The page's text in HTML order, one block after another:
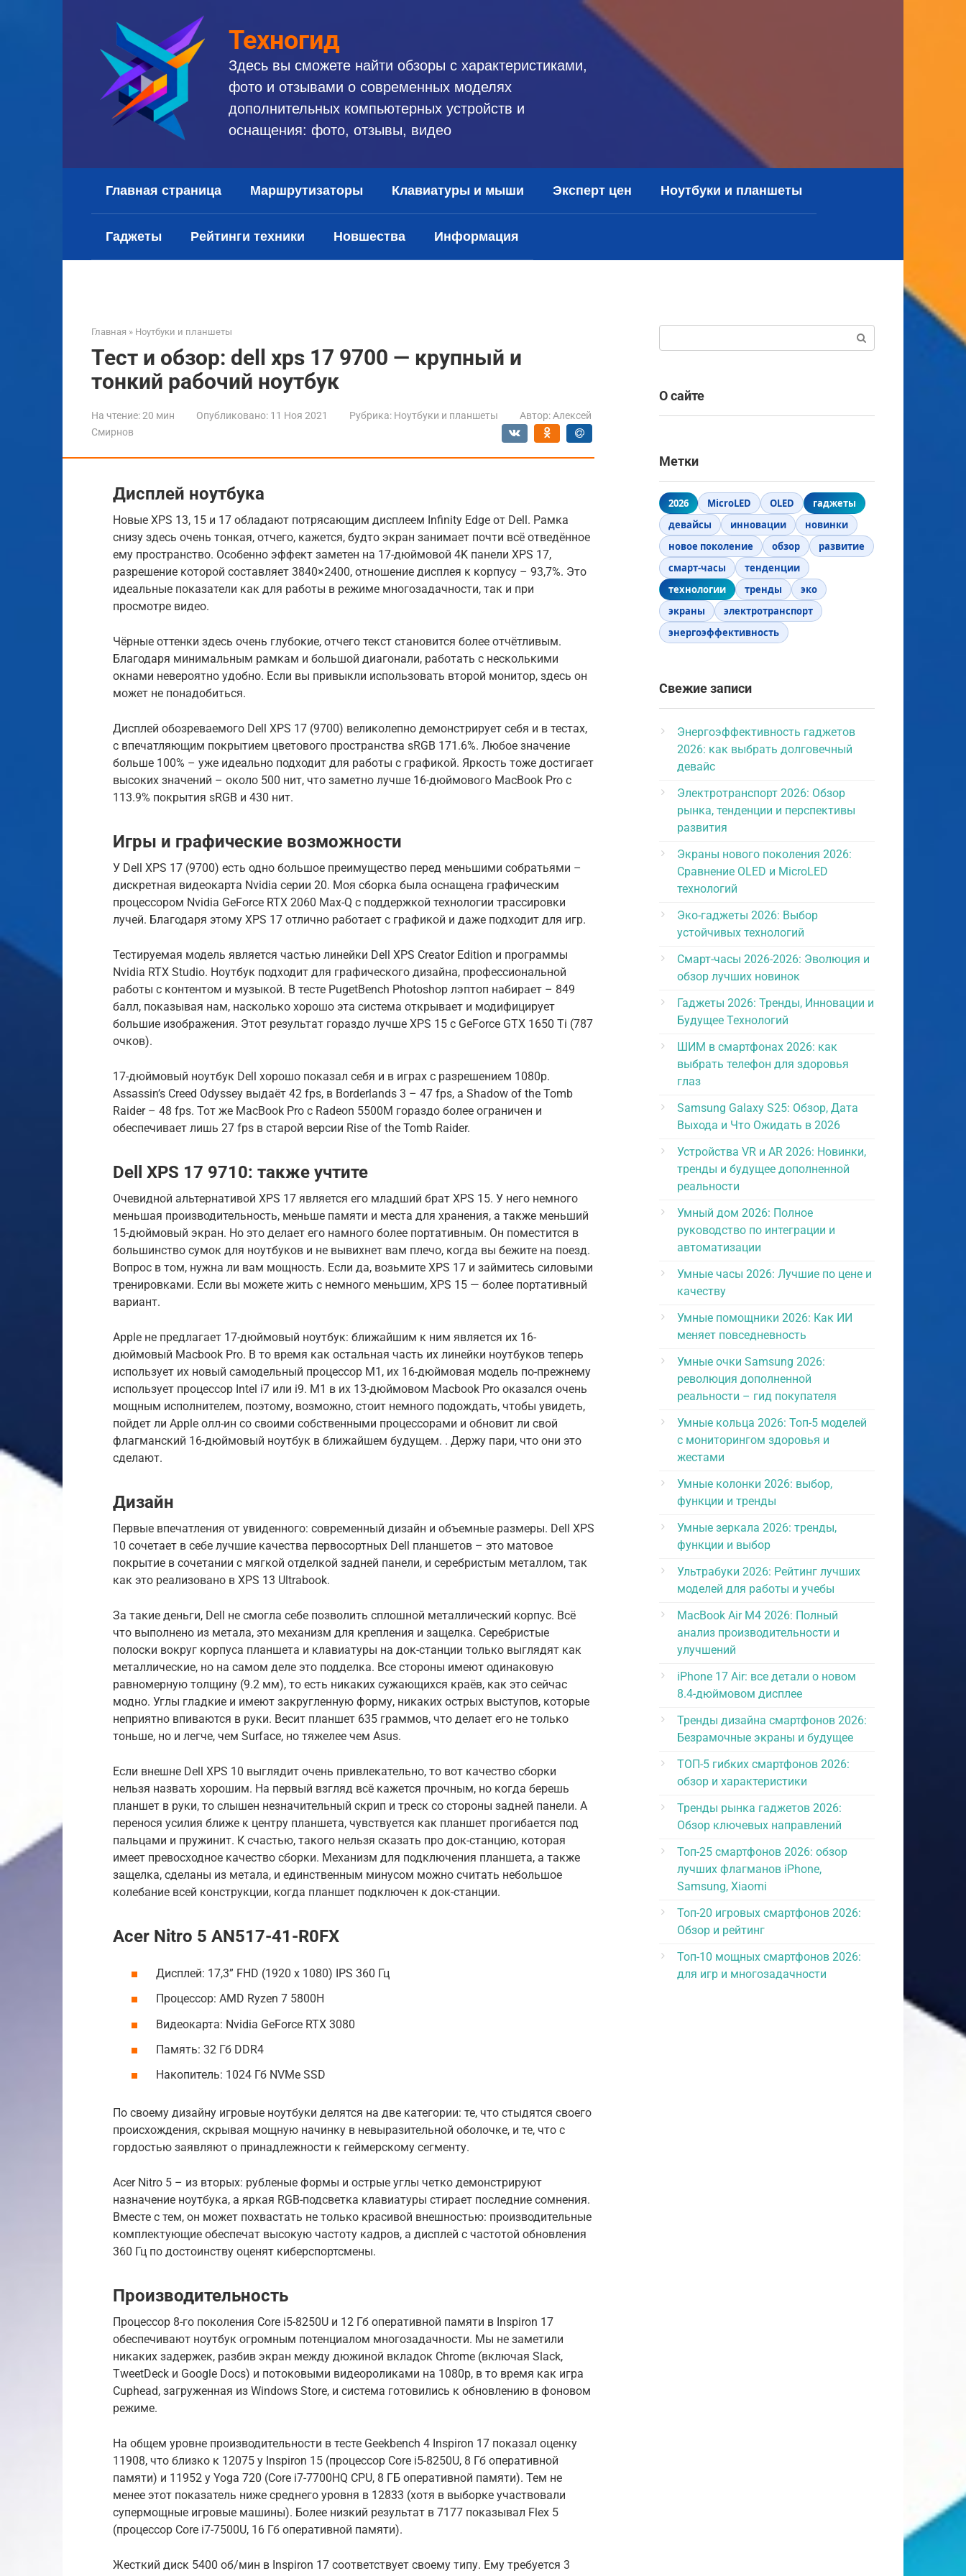
Техногид
Здесь вы сможете найти обзоры с характеристиками,
фото и отзывами о современных моделях
дополнительных компьютерных устройств и
оснащения: фото, отзывы, видео
Главная страница Маршрутизаторы Клавиатуры и мыши Эксперт цен Ноутбуки и планшеты
Гаджеты Рейтинги техники Новшества Информация
Главная » Ноутбуки и планшеты
Тест и обзор: dell xps 17 9700 — крупный и
тонкий рабочий ноутбук
На чтение:20 мин Опубликовано: 11 Ноя 2021 Рубрика: Ноутбуки и планшеты Автор: Алексей
Смирнов
Дисплей ноутбука
Новые XPS 13, 15 и 17 обладают потрясающим дисплеем Infinity Edge от Dell. Рамка
снизу здесь очень тонкая, отчего, кажется, будто экран занимает почти всё отведённое
ему пространство. Особенно эффект заметен на 17-дюймовой 4K панели XPS 17,
разрешение которой составляет 3840×2400, отношение дисплея к корпусу – 93,7%. Это
идеальные показатели как для работы в режиме многозадачности, так и при
просмотре видео.
Чёрные оттенки здесь очень глубокие, отчего текст становится более отчётливым.
Благодаря минимальным рамкам и большой диагонали, работать с несколькими
окнами невероятно удобно. Если вы привыкли использовать второй монитор, здесь он
может не понадобиться.
Дисплей обозреваемого Dell XPS 17 (9700) великолепно демонстрирует себя и в тестах,
с впечатляющим покрытием цветового пространства sRGB 171.6%. Любое значение
больше 100% – уже идеально подходит для работы с графикой. Яркость тоже достигает
высоких значений – около 500 нит, что заметно лучше 16-дюймового MacBook Pro с
113.9% покрытия sRGB и 430 нит.
Игры и графические возможности
У Dell XPS 17 (9700) есть одно большое преимущество перед меньшими собратьями –
дискретная видеокарта Nvidia серии 20. Моя сборка была оснащена графическим
процессором Nvidia GeForce RTX 2060 Max-Q с поддержкой технологии трассировки
лучей. Благодаря этому XPS 17 отлично работает с графикой и даже подходит для игр.
Тестируемая модель является частью линейки Dell XPS Creator Edition и программы
Nvidia RTX Studio. Ноутбук подходит для графического дизайна, профессиональной
работы с контентом и музыкой. В тесте PugetBench Photoshop лэптоп набирает – 849
балл, показывая нам, насколько хорошо эта система открывает и модифицирует
большие изображения. Этот результат гораздо лучше XPS 15 с GeForce GTX 1650 Ti (787
очков).
17-дюймовый ноутбук Dell хорошо показал себя и в играх с разрешением 1080p.
Assassin’s Creed Odyssey выдаёт 42 fps, в Borderlands 3 – 47 fps, а Shadow of the Tomb
Raider – 48 fps. Тот же MacBook Pro с Radeon 5500M гораздо более ограничен и
обеспечивает лишь 27 fps в старой версии Rise of the Tomb Raider.
Dell XPS 17 9710: также учтите
Очевидной альтернативой XPS 17 является его младший брат XPS 15. У него немного
меньшая производительность, меньше памяти и места для хранения, а также меньший
15-дюймовый экран. Но это делает его намного более портативным. Он поместится в
большинство сумок для ноутбуков и не вывихнет вам плечо, когда вы бежите на поезд.
Вопрос в том, нужна ли вам мощность. Если да, возьмите XPS 17 и займитесь силовыми
тренировками. Если вы можете жить с немного меньшим, XPS 15 — более портативный
вариант.
Apple не предлагает 17-дюймовый ноутбук: ближайшим к ним является их 16-
дюймовый Macbook Pro. В то время как остальная часть их линейки ноутбуков теперь
использует их новый самодельный процессор M1, их 16-дюймовая модель по-прежнему
использует процессор Intel i7 или i9. M1 в их 13-дюймовом Macbook Pro оказался очень
мощным исполнителем, поэтому, возможно, стоит немного подождать, чтобы увидеть,
пойдет ли Apple олл-ин со своими собственными процессорами и обновит ли свой
флагманский 16-дюймовый ноутбук в ближайшем будущем. . Держу пари, что они это
сделают.
Дизайн
Первые впечатления от увиденного: современный дизайн и объемные размеры. Dell XPS
10 сочетает в себе лучшие качества первосортных Dell планшетов – это матовое
покрытие в сочетании с мягкой отделкой задней панели, и серебристым металлом, так
как это реализовано в XPS 13 Ultrabook.
За такие деньги, Dell не смогла себе позволить сплошной металлический корпус. Всё
что выполнено из метала, это механизм для крепления и защелка. Серебристые
полоски вокруг корпуса планшета и клавиатуры на док-станции только выглядят как
металлические, но на самом деле это подделка. Все стороны имеют одинаковую
равномерную толщину (9.2 мм), то есть никаких сужающихся краёв, как это сейчас
модно. Углы гладкие и имеют закругленную форму, никаких острых выступов, которые
неприятно впиваются в руки. Весит планшет 635 граммов, что делает его не только
тоньше, но и легче, чем Surface, но тяжелее чем Asus.
Если внешне Dell XPS 10 выглядит очень привлекательно, то вот качество сборки
нельзя назвать хорошим. На первый взгляд всё кажется прочным, но когда берешь
планшет в руки, то слышен незначительный скрип и треск со стороны задней панели. А
перенося усилия ближе к центру планшета, чувствуется как планшет прогибается под
пальцами и пружинит. К счастью, такого нельзя сказать про док-станцию, которая
имеет превосходное качество сборки. Механизм для подключения планшета, а также
защелка, сделаны из метала, и единственным минусом можно считать небольшое
колебание всей конструкции, когда планшет подключен к док-станции.
Acer Nitro 5 AN517-41-R0FX
Дисплей: 17,3” FHD (1920 x 1080) IPS 360 Гц
Процессор: AMD Ryzen 7 5800H
Видеокарта: Nvidia GeForce RTX 3080
Память: 32 Гб DDR4
Накопитель: 1024 Гб NVMe SSD
По своему дизайну игровые ноутбуки делятся на две категории: те, что стыдятся своего
происхождения, скрывая мощную начинку в невыразительной оболочке, и те, что с
гордостью заявляют о принадлежности к геймерскому сегменту.
Acer Nitro 5 – из вторых: рубленые формы и острые углы четко демонстрируют
назначение ноутбука, а яркая RGB-подсветка клавиатуры стирает последние сомнения.
Вместе с тем, он может похвастать не только красивой внешностью: производительные
комплектующие обеспечат высокую частоту кадров, а дисплей с частотой обновления
360 Гц по достоинству оценят киберспортсмены.
Производительность
Процессор 8-го поколения Core i5-8250U и 12 Гб оперативной памяти в Inspiron 17
обеспечивают ноутбук огромным потенциалом многозадачности. Мы не заметили
никаких задержек, разбив экран между дюжиной вкладок Chrome (включая Slack,
TweetDeck и Google Docs) и потоковыми видеороликами на 1080p, в то время как игра
Cuphead, загруженная из Windows Store, и система готовились к обновлению в фоновом
режиме.
На общем уровне производительности в тесте Geekbench 4 Inspiron 17 показал оценку
11908, что близко к 12075 у Inspiron 15 (процессор Core i5-8250U, 8 Гб оперативной
памяти) и 11952 у Yoga 720 (Core i7-7700HQ CPU, 8 ГБ оперативной памяти). Тем не
менее этот показатель ниже среднего уровня в 12833 (хотя в выборке участвовали
супермощные игровые машины). Более низкий результат в 7177 показывал Flex 5
(процессор Core i7-7500U, 16 Гб оперативной памяти).
Жесткий диск 5400 об/мин в Inspiron 17 соответствует своему типу. Ему требуется 3
О сайте
Метки
2026 MicroLED OLED
гаджеты
девайсы
инновации
новинки
новое поколение
обзор
развитие
смарт-часы
тенденции
технологии
тренды
эко
экраны
электротранспорт
энергоэффективность
Свежие записи
Энергоэффективность гаджетов
2026: как выбрать долговечный
девайс
Электротранспорт 2026: Обзор
рынка, тенденции и перспективы
развития
Экраны нового поколения 2026:
Сравнение OLED и MicroLED
технологий
Эко-гаджеты 2026: Выбор
устойчивых технологий
Смарт-часы 2026-2026: Эволюция и
обзор лучших новинок
Гаджеты 2026: Тренды, Инновации и
Будущее Технологий
ШИМ в смартфонах 2026: как
выбрать телефон для здоровья
глаз
Samsung Galaxy S25: Обзор, Дата
Выхода и Что Ожидать в 2026
Устройства VR и AR 2026: Новинки,
тренды и будущее дополненной
реальности
Умный дом 2026: Полное
руководство по интеграции и
автоматизации
Умные часы 2026: Лучшие по цене и
качеству
Умные помощники 2026: Как ИИ
меняет повседневность
Умные очки Samsung 2026:
революция дополненной
реальности – гид покупателя
Умные кольца 2026: Топ-5 моделей
с мониторингом здоровья и
жестами
Умные колонки 2026: выбор,
функции и тренды
Умные зеркала 2026: тренды,
функции и выбор
Ультрабуки 2026: Рейтинг лучших
моделей для работы и учебы
MacBook Air M4 2026: Полный
анализ производительности и
улучшений
iPhone 17 Air: все детали о новом
8.4-дюймовом дисплее
Тренды дизайна смартфонов 2026:
Безрамочные экраны и будущее
ТОП-5 гибких смартфонов 2026:
обзор и характеристики
Тренды рынка гаджетов 2026:
Обзор ключевых направлений
Топ-25 смартфонов 2026: обзор
лучших флагманов iPhone,
Samsung, Xiaomi
Топ-20 игровых смартфонов 2026:
Обзор и рейтинг
Топ-10 мощных смартфонов 2026:
для игр и многозадачности